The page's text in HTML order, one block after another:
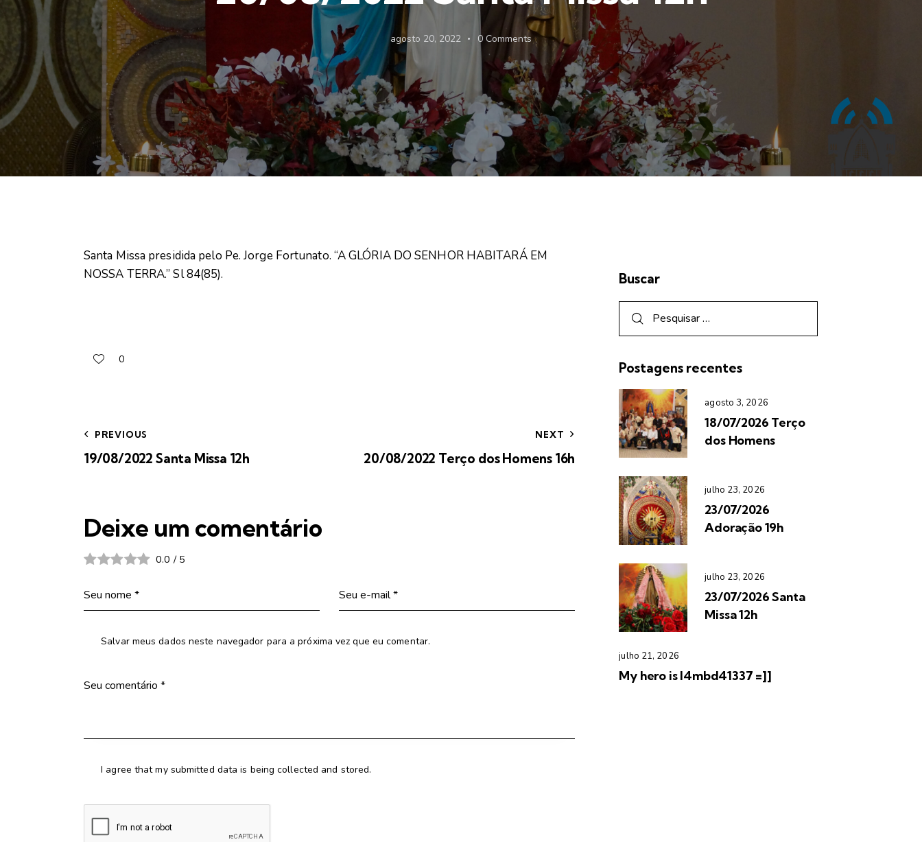
agosto 20, 2022 0 Comments
Santa Missa presidida pelo Pe. Jorge Fortunato. “A GLÓRIA DO SENHOR HABITARÁ EM
NOSSA TERRA.” Sl 84(85).
0
PREVIOUS
19/08/2022 Santa Missa 12h
NEXT
20/08/2022 Terço dos Homens 16h
Deixe um comentário
0.0 / 5
Salvar meus dados neste navegador para a próxima vez que eu comentar.
I agree that my submitted data is being collected and stored.
Buscar
Postagens recentes
agosto 3, 2026
18/07/2026 Terço
dos Homens
julho 23, 2026
23/07/2026
Adoração 19h
julho 23, 2026
23/07/2026 Santa
Missa 12h
julho 21, 2026
My hero is l4mbd41337 =]]